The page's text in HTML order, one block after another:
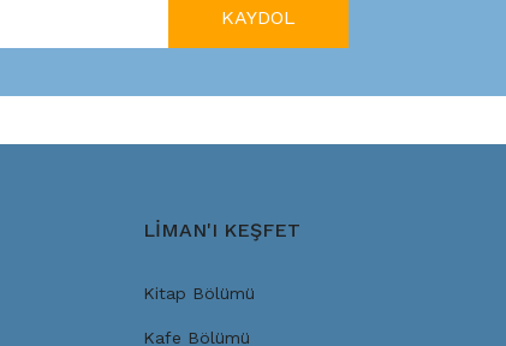
KAYDOL
LİMAN'I KEŞFET
Kitap Bölümü
Kafe Bölümü